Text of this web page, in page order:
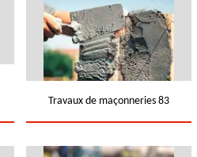
Travaux de maçonneries 83